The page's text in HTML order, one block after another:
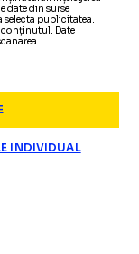
date din surse
selecta publicitatea.
conținutul. Date
INDIVIDUAL